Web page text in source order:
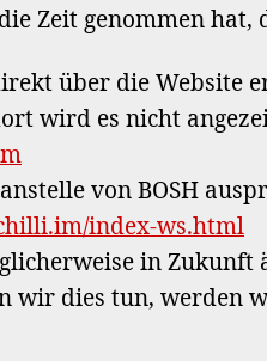
Zeit genommen hat,
über die Website
wird es nicht
von BOSH
index-ws.html
in Zukunft
wir dies tun, werden